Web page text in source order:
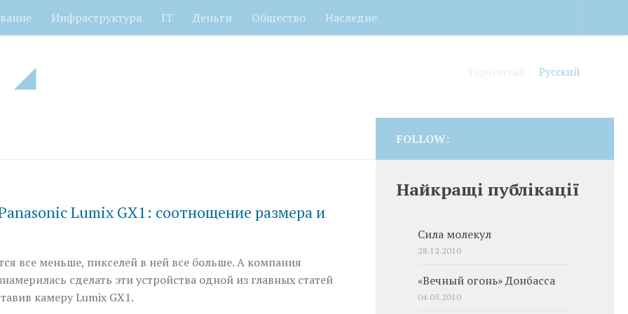
Инфраструктура IT Деньги Общество Наследие
Українська Русский
Lumix GX1: соотнощение размера и
все меньше, пикселей в ней все больше. А компания
сделать эти устройства одной из главных статей
камеру Lumix GX1.
FOLLOW:
Найкращі публікації
Сила молекул
28.12.2010
«Вечный огонь» Донбасса
04.05.2010